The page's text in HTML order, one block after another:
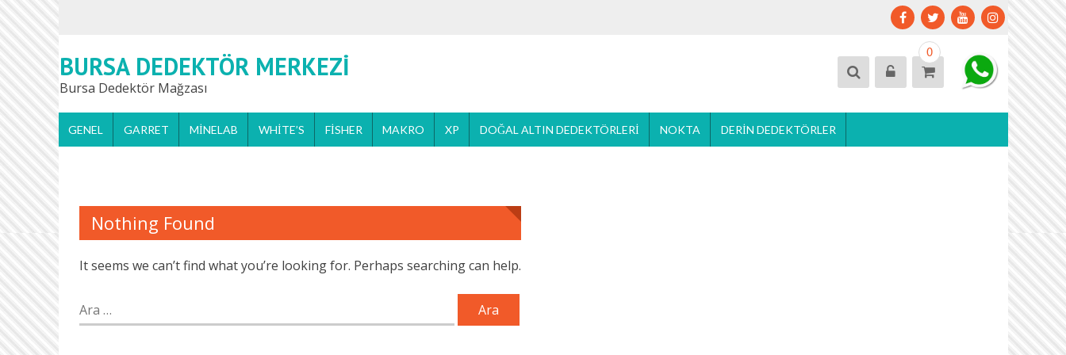
BURSA DEDEKTÖR MERKEZI
Bursa Dedektör Mağzası
0
GENEL GARRET MINELAB WHITE’S FISHER MAKRO XP DOĞAL ALTIN DEDEKTÖRLERI NOKTA DERIN DEDEKTÖRLER
Nothing Found
It seems we can’t find what you’re looking for. Perhaps searching can help.
Arama: